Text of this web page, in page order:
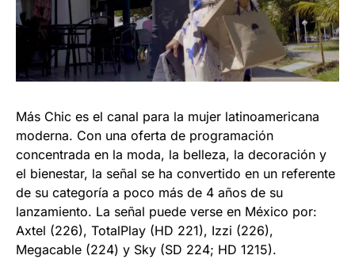
Más Chic es el canal para la mujer latinoamericana
moderna. Con una oferta de programación
concentrada en la moda, la belleza, la decoración y
el bienestar, la señal se ha convertido en un referente
de su categoría a poco más de 4 años de su
lanzamiento. La señal puede verse en México por:
Axtel (226), TotalPlay (HD 221), Izzi (226),
Megacable (224) y Sky (SD 224; HD 1215).